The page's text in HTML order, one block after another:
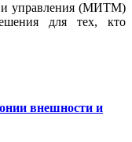
и управления (МИТМ)
для тех, кто
внешности и